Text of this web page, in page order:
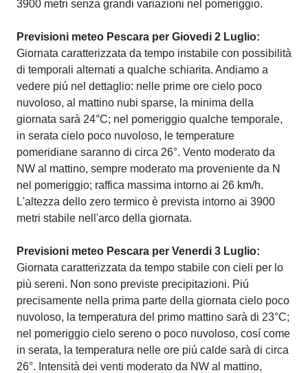
3900 metri senza grandi variazioni nel pomeriggio.
Previsioni meteo Pescara per Giovedi 2 Luglio:
Giornata caratterizzata da tempo instabile con possibilità
di temporali alternati a qualche schiarita. Andiamo a
vedere piú nel dettaglio: nelle prime ore cielo poco
nuvoloso, al mattino nubi sparse, la minima della
giornata sarà 24°C; nel pomeriggio qualche temporale,
in serata cielo poco nuvoloso, le temperature
pomeridiane saranno di circa 26°. Vento moderato da
NW al mattino, sempre moderato ma proveniente da N
nel pomeriggio; raffica massima intorno ai 26 km/h.
L'altezza dello zero termico è prevista intorno ai 3900
metri stabile nell'arco della giornata.
Previsioni meteo Pescara per Venerdi 3 Luglio:
Giornata caratterizzata da tempo stabile con cieli per lo
più sereni. Non sono previste precipitazioni. Piú
precisamente nella prima parte della giornata cielo poco
nuvoloso, la temperatura del primo mattino sarà di 23°C;
nel pomeriggio cielo sereno o poco nuvoloso, cosí come
in serata, la temperatura nelle ore piú calde sarà di circa
26°. Intensità dei venti moderato da NW al mattino,